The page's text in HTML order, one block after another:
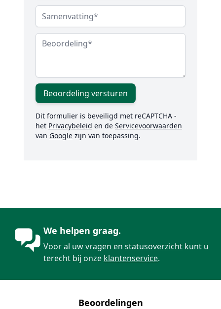
Samenvatting
Beoordeling
Beoordeling versturen
Dit formulier is beveiligd met reCAPTCHA -
het Privacybeleid en de Servicevoorwaarden
van Google zijn van toepassing.
We helpen graag.
Voor al uwvragen en statusoverzicht kunt u
terecht bij onze klantenservice.
Beoordelingen